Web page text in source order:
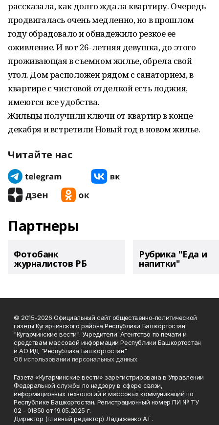
рассказала, как долго ждала квартиру. Очередь
продвигалась очень медленно, но в прошлом
году обрадовало и обнадежило резкое ее
оживление. И вот 26-летняя девушка, до этого
проживающая в съемном жилье, обрела свой
угол. Дом расположен рядом с санаторием, в
квартире с чистовой отделкой есть лоджия,
имеются все удобства.
Жильцы получили ключи от квартир в конце
декабря и встретили Новый год в новом жилье.
Читайте нас
Партнеры
Фотобанк
журналистов РБ
Рубрика "Еда и
напитки"
© 2015-2026 Официальный сайт общественно-политической
газеты Кугарчинского района Республики Башкортостан
"Кугарчинские вести". Учредители: Агентство по печати и
средствам массовой информации Республики Башкортостан
и АО ИД "Республика Башкортостан"
Об использовании персональных данных
Газета «Кугарчинские вести» зарегистрирована в Управлении
Федеральной службы по надзору в сфере связи,
информационных технологий и массовых коммуникаций по
Республике Башкортостан. Регистрационный номер ПИ № ТУ
02 - 01850 от 19.05.2025 г.
Директор (главный редактор) Ладыженко А.Г.